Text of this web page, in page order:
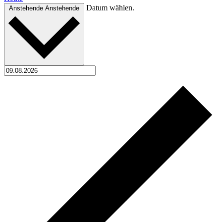
Anstehende Anstehende Datum wählen.